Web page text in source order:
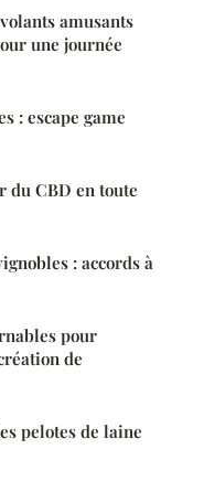
amusants
une journée
: escape game
du CBD en toute
: accords à
pour
de
pelotes de laine